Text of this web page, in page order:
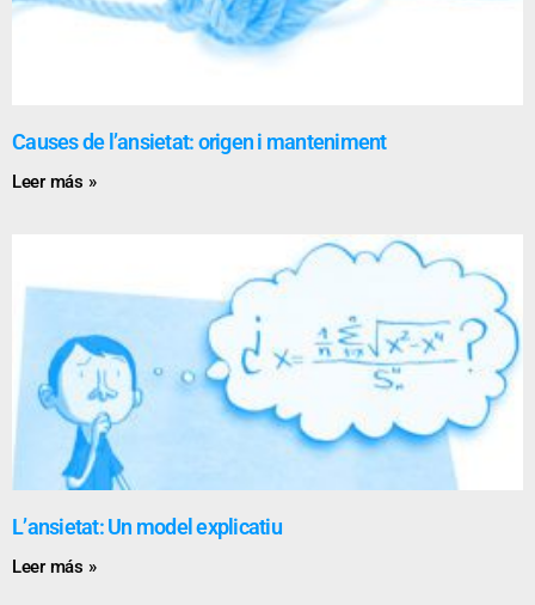
Causes de l’ansietat: origen i manteniment
Leer más »
L’ansietat: Un model explicatiu
Leer más »